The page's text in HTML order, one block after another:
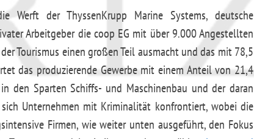
der ThyssenKrupp Marine Systems, deutsche
Arbeitgeber die coop EG mit über 9.000 Angestellten
Tourismus einen großen Teil ausmacht und das mit 78,5
das produzierende Gewerbe mit einem Anteil von 21,4
den Sparten Schiffs- und Maschinenbau und der daran
Unternehmen mit Kriminalität konfrontiert, wobei die
Firmen, wie weiter unten ausgeführt, den Fokus